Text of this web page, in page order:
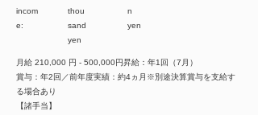
incom
e:
thou
sand
yen
n
yen
月給 210,000 円 - 500,000円昇給：年1回（7月）
賞与：年2回／前年度実績：約4ヵ月※別途決算賞与を支給す
る場合あり
【諸手当】